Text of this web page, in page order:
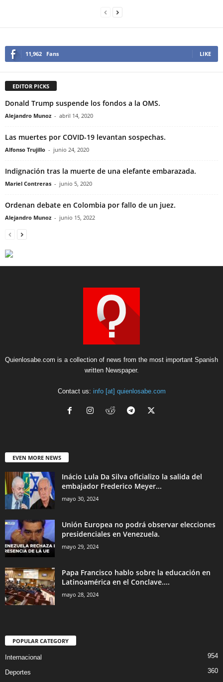
11,962 Fans LIKE
EDITOR PICKS
Donald Trump suspende los fondos a la OMS.
Alejandro Munoz - abril 14, 2020
Las muertes por COVID-19 levantan sospechas.
Alfonso Trujillo - junio 24, 2020
Indignación tras la muerte de una elefante embarazada.
Mariel Contreras - junio 5, 2020
Ordenan debate en Colombia por fallo de un juez.
Alejandro Munoz - junio 15, 2022
Quienlosabe.com is a collection of news from the most important Spanish
written Newspaper.
Contact us: info [at] quienlosabe.com
EVEN MORE NEWS
Inácio Lula Da Silva oficializo la salida del
embajador Frederico Meyer...
mayo 30, 2024
Unión Europea no podrá observar elecciones
presidenciales en Venezuela.
mayo 29, 2024
Papa Francisco hablo sobre la educación en
Latinoamérica en el Conclave....
mayo 28, 2024
POPULAR CATEGORY
Internacional 954
Deportes
360